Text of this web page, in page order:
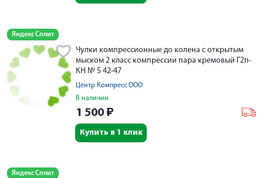
Яндекс Сплит
Чулки компрессионные до колена с открытым
мыском 2 класс компрессии пара кремовый Г2п-
КН № 5 42-47
Центр Компресс ООО
В наличии
1 500 ₽
Купить в 1 клик
Яндекс Сплит